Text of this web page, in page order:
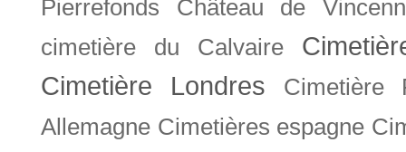
Pierrefonds
Château de
cimetière du Calvaire
Cimetière Londres
Cimetière
Allemagne Cimetières espagne